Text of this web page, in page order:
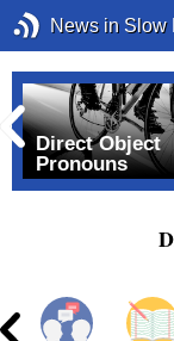
News in Slow
Direct Object
Pronouns